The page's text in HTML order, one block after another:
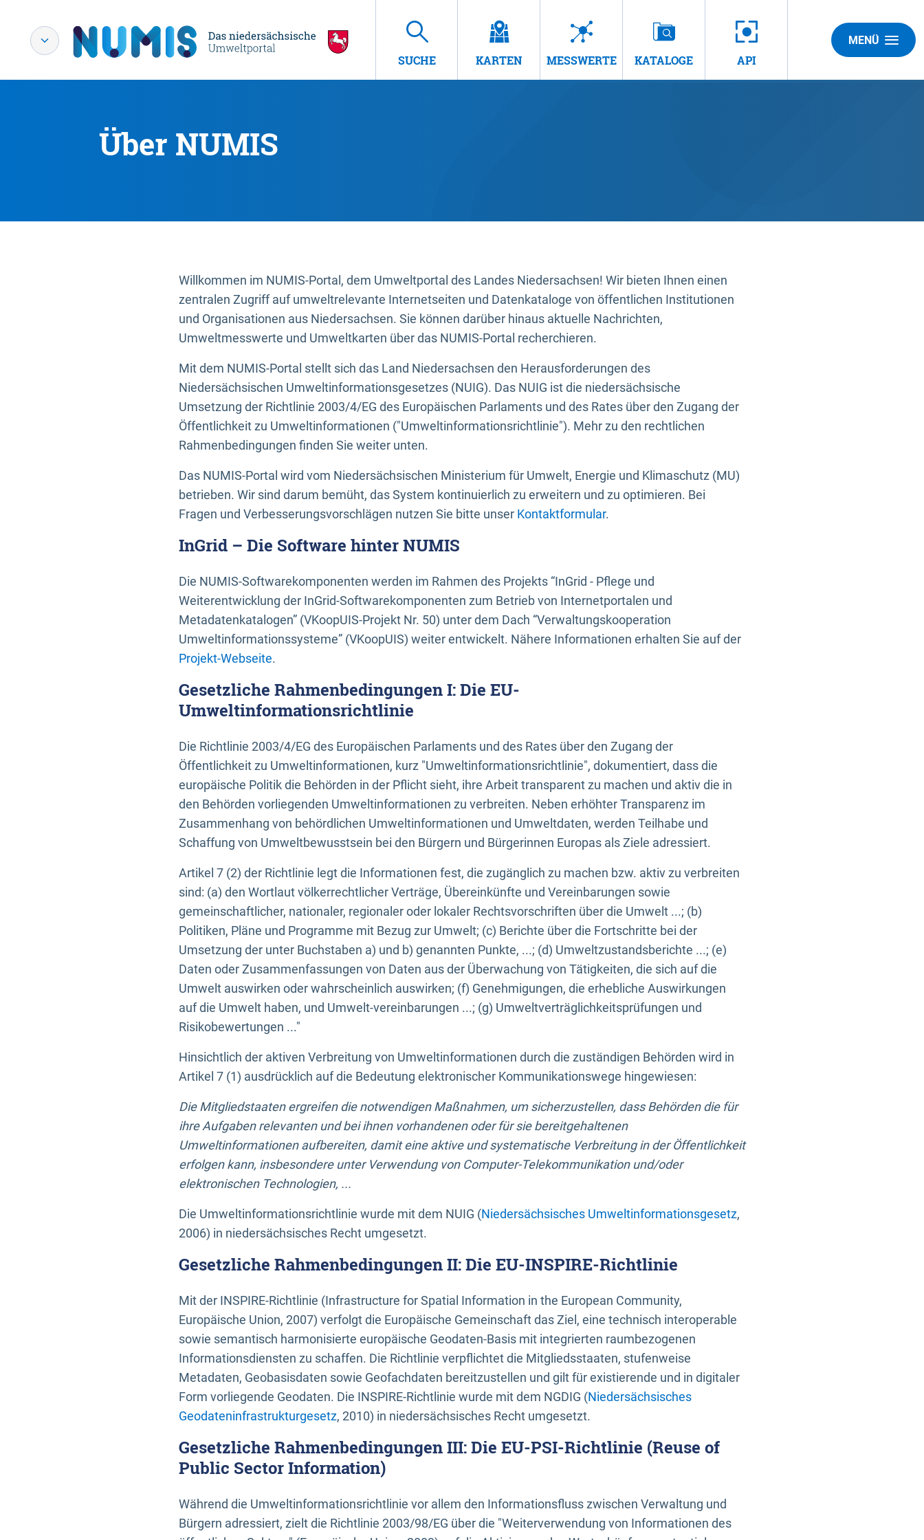
SUCHE KARTEN MESSWERTE KATALOGE API
MENÜ
Über NUMIS
Willkommen im NUMIS-Portal, dem Umweltportal des Landes Niedersachsen! Wir bieten Ihnen einen
zentralen Zugriff auf umweltrelevante Internetseiten und Datenkataloge von öffentlichen Institutionen
und Organisationen aus Niedersachsen. Sie können darüber hinaus aktuelle Nachrichten,
Umweltmesswerte und Umweltkarten über das NUMIS-Portal recherchieren.
Mit dem NUMIS-Portal stellt sich das Land Niedersachsen den Herausforderungen des
Niedersächsischen Umweltinformationsgesetzes (NUIG). Das NUIG ist die niedersächsische
Umsetzung der Richtlinie 2003/4/EG des Europäischen Parlaments und des Rates über den Zugang der
Öffentlichkeit zu Umweltinformationen ("Umweltinformationsrichtlinie"). Mehr zu den rechtlichen
Rahmenbedingungen finden Sie weiter unten.
Das NUMIS-Portal wird vom Niedersächsischen Ministerium für Umwelt, Energie und Klimaschutz (MU)
betrieben. Wir sind darum bemüht, das System kontinuierlich zu erweitern und zu optimieren. Bei
Fragen und Verbesserungsvorschlägen nutzen Sie bitte unser Kontaktformular.
InGrid – Die Software hinter NUMIS
Die NUMIS-Softwarekomponenten werden im Rahmen des Projekts “InGrid - Pflege und
Weiterentwicklung der InGrid-Softwarekomponenten zum Betrieb von Internetportalen und
Metadatenkatalogen” (VKoopUIS-Projekt Nr. 50) unter dem Dach “Verwaltungskooperation
Umweltinformationssysteme” (VKoopUIS) weiter entwickelt. Nähere Informationen erhalten Sie auf der
Projekt-Webseite.
Gesetzliche Rahmenbedingungen I: Die EU-
Umweltinformationsrichtlinie
Die Richtlinie 2003/4/EG des Europäischen Parlaments und des Rates über den Zugang der
Öffentlichkeit zu Umweltinformationen, kurz "Umweltinformationsrichtlinie", dokumentiert, dass die
europäische Politik die Behörden in der Pflicht sieht, ihre Arbeit transparent zu machen und aktiv die in
den Behörden vorliegenden Umweltinformationen zu verbreiten. Neben erhöhter Transparenz im
Zusammenhang von behördlichen Umweltinformationen und Umweltdaten, werden Teilhabe und
Schaffung von Umweltbewusstsein bei den Bürgern und Bürgerinnen Europas als Ziele adressiert.
Artikel 7 (2) der Richtlinie legt die Informationen fest, die zugänglich zu machen bzw. aktiv zu verbreiten
sind: (a) den Wortlaut völkerrechtlicher Verträge, Übereinkünfte und Vereinbarungen sowie
gemeinschaftlicher, nationaler, regionaler oder lokaler Rechtsvorschriften über die Umwelt ...; (b)
Politiken, Pläne und Programme mit Bezug zur Umwelt; (c) Berichte über die Fortschritte bei der
Umsetzung der unter Buchstaben a) und b) genannten Punkte, ...; (d) Umweltzustandsberichte ...; (e)
Daten oder Zusammenfassungen von Daten aus der Überwachung von Tätigkeiten, die sich auf die
Umwelt auswirken oder wahrscheinlich auswirken; (f) Genehmigungen, die erhebliche Auswirkungen
auf die Umwelt haben, und Umwelt-vereinbarungen ...; (g) Umweltverträglichkeitsprüfungen und
Risikobewertungen ..."
Hinsichtlich der aktiven Verbreitung von Umweltinformationen durch die zuständigen Behörden wird in
Artikel 7 (1) ausdrücklich auf die Bedeutung elektronischer Kommunikationswege hingewiesen:
Die Mitgliedstaaten ergreifen die notwendigen Maßnahmen, um sicherzustellen, dass Behörden die für
ihre Aufgaben relevanten und bei ihnen vorhandenen oder für sie bereitgehaltenen
Umweltinformationen aufbereiten, damit eine aktive und systematische Verbreitung in der Öffentlichkeit
erfolgen kann, insbesondere unter Verwendung von Computer-Telekommunikation und/oder
elektronischen Technologien, ...
Die Umweltinformationsrichtlinie wurde mit dem NUIG (Niedersächsisches Umweltinformationsgesetz,
2006) in niedersächsisches Recht umgesetzt.
Gesetzliche Rahmenbedingungen II: Die EU-INSPIRE-Richtlinie
Mit der INSPIRE-Richtlinie (Infrastructure for Spatial Information in the European Community,
Europäische Union, 2007) verfolgt die Europäische Gemeinschaft das Ziel, eine technisch interoperable
sowie semantisch harmonisierte europäische Geodaten-Basis mit integrierten raumbezogenen
Informationsdiensten zu schaffen. Die Richtlinie verpflichtet die Mitgliedsstaaten, stufenweise
Metadaten, Geobasisdaten sowie Geofachdaten bereitzustellen und gilt für existierende und in digitaler
Form vorliegende Geodaten. Die INSPIRE-Richtlinie wurde mit dem NGDIG (Niedersächsisches
Geodateninfrastrukturgesetz, 2010) in niedersächsisches Recht umgesetzt.
Gesetzliche Rahmenbedingungen III: Die EU-PSI-Richtlinie (Reuse of
Public Sector Information)
Während die Umweltinformationsrichtlinie vor allem den Informationsfluss zwischen Verwaltung und
Bürgern adressiert, zielt die Richtlinie 2003/98/EG über die "Weiterverwendung von Informationen des